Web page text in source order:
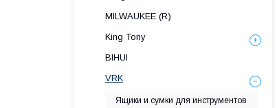
MILWAUKEE (R)
King Tony
BIHUI
VRK
Ящики и сумки для инструментов